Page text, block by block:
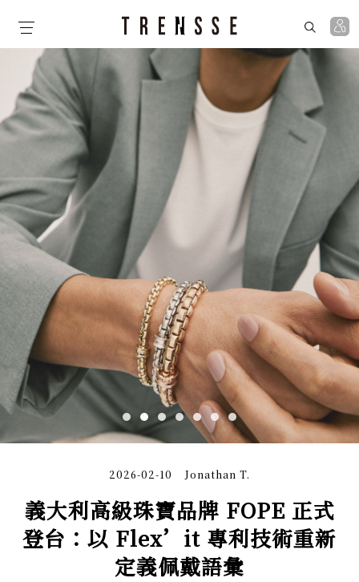
義大利高級珠寶品牌 FOPE 正式
登台：以 Flex’it 專利技術重新
定義佩戴語彙
Jonathan T.
2026-02-10